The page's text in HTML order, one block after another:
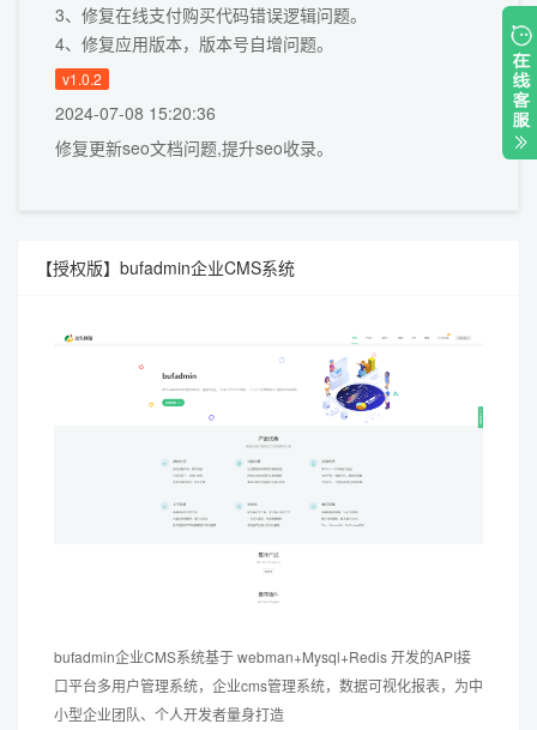
1、应用管理：上传应用源码产品支持用户在线下单购买，
3、授权管理: 支持多应用授权。卡密授权生成（导出卡
密）、盗版统计。
4、接口管理：api聚合数据接口，可接入第三方接口中转
5、问答管理：论坛问答、评论、回答、举报、等板块。
6、文档管理：可一对一绑定应用产品，针对该应用书写开
账号密码请联系客服索取）
2.会员后台:https://demo2.bufadmin.cn/index/user/index
账号ceshi8 密码123456
3、修复在线支付购买代码错误逻辑问题。
4、修复应用版本，版本号自增问题。
v1.0.2
2024-07-08 15:20:36
修复更新seo文档问题,提升seo收录。
【授权版】bufadmin企业CMS系统
bufadmin企业CMS系统基于 webman+Mysql+Redis 开发的API接
口平台多用户管理系统，企业cms管理系统，数据可视化报表，为中
小型企业团队、个人开发者量身打造